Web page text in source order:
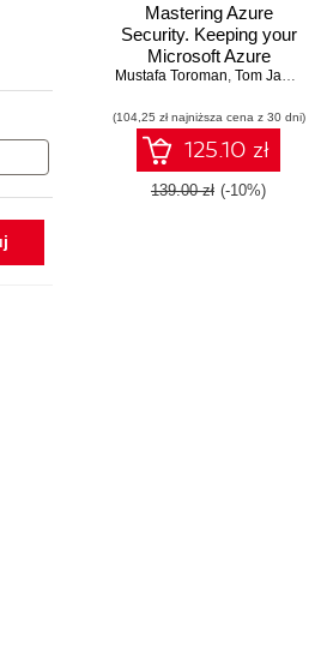
Mastering Azure
Security. Keeping your
Microsoft Azure
workloads safe -
Mustafa Toroman, Tom Janetscheck
(104,25 zł najniższa cena z 30 dni)
125.10 zł
139.00 zł (-10%)